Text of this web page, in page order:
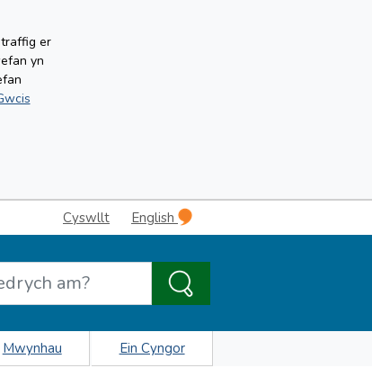
er
yn
Cyswllt English
Mwynhau Ein Cyngor